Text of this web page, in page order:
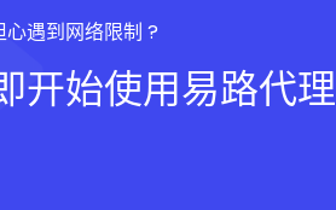
心遇到网络限制 ?
开始使用易路代理